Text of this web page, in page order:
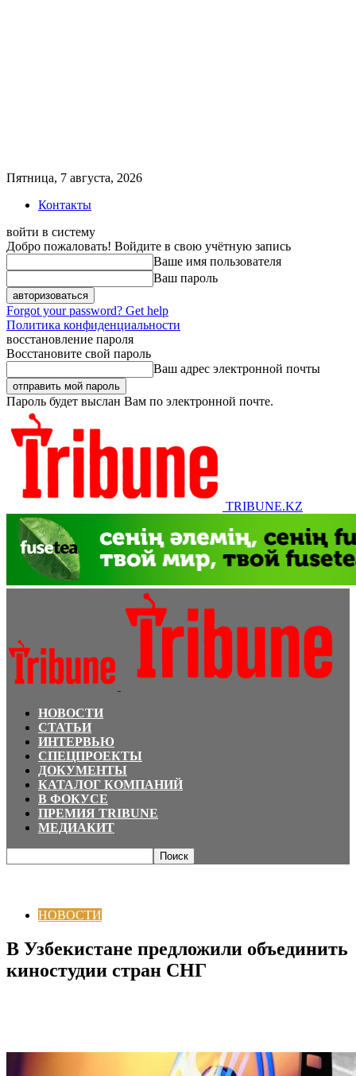
Пятница, 7 августа, 2026
Контакты
войти в систему
Добро пожаловать! Войдите в свою учётную запись
Ваше имя пользователя
Ваш пароль
Forgot your password? Get help
Политика конфиденциальности
восстановление пароля
Восстановите свой пароль
Ваш адрес электронной почты
Пароль будет выслан Вам по электронной почте.
TRIBUNE.KZ
НОВОСТИ
СТАТЬИ
ИНТЕРВЬЮ
СПЕЦПРОЕКТЫ
ДОКУМЕНТЫ
КАТАЛОГ КОМПАНИЙ
В ФОКУСЕ
ПРЕМИЯ TRIBUNE
МЕДИАКИТ
НОВОСТИ
В Узбекистане предложили объединить
киностудии стран СНГ